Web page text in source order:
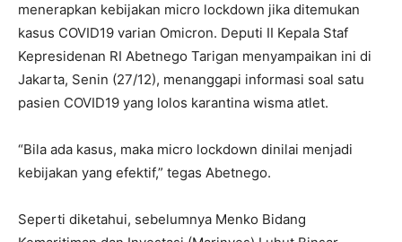
menerapkan kebijakan micro lockdown jika ditemukan
kasus COVID19 varian Omicron. Deputi II Kepala Staf
Kepresidenan RI Abetnego Tarigan menyampaikan ini di
Jakarta, Senin (27/12), menanggapi informasi soal satu
pasien COVID19 yang lolos karantina wisma atlet.
“Bila ada kasus, maka micro lockdown dinilai menjadi
kebijakan yang efektif,” tegas Abetnego.
Seperti diketahui, sebelumnya Menko Bidang